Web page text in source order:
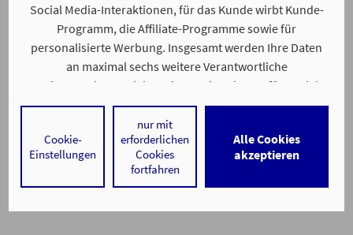
Social Media-Interaktionen, für das Kunde wirbt Kunde-
Programm, die Affiliate-Programme sowie für
personalisierte Werbung. Insgesamt werden Ihre Daten
an maximal sechs weitere Verantwortliche
weitergegeben. Bei dem Einsatz der Dienste für Social
Media-Interaktionen und personalisierte Werbung
werden regelmäßig durch den jeweiligen Anbieter
individuelle Profile angelegt und mit Daten von anderen
Webseiten zu umfassenden Nutzungsprofilen von Ihnen
Alle Cookies
akzeptieren
nur mit
erforderlichen
Cookies
fortfahren
Cookie-
Einstellungen